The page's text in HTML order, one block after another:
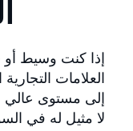
إذا كنت وسيط
إلى مستوى عالي
لا مثيل له في